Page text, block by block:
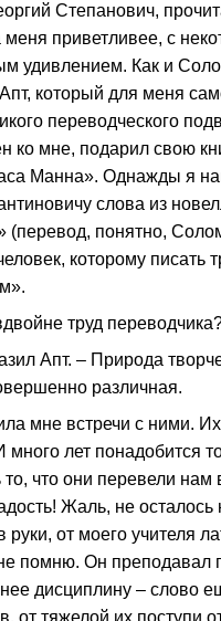
Степанович,
меня приветливее, с
удивлением. Как и
который для меня
переводческого
ко мне, подарил свою
Манна». Однажды я
слова из
(перевод, понятно,
которому писать
труд
Апт. – Природа
различная.
мне встречи с ними.
много лет понадобится
что они перевели нам
Жаль, не осталось
руки, от моего учителя
помню. Он преподавал
дисциплину – слово
от тяжелой их поступи